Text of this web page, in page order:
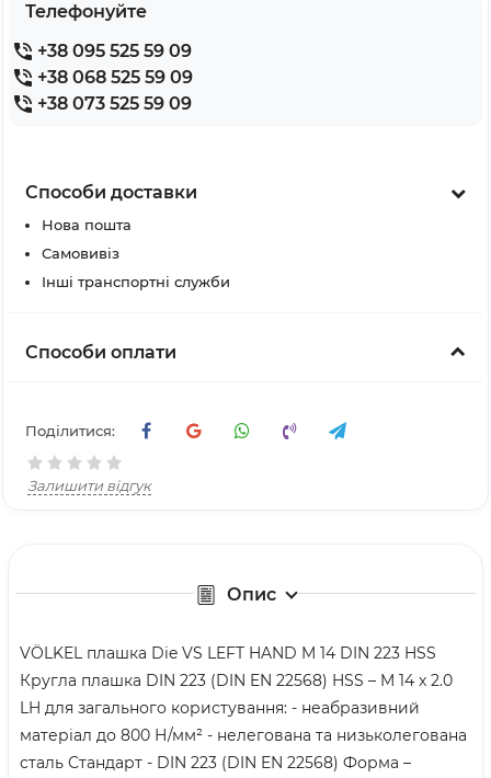
Телефонуйте
+38 095 525 59 09
+38 068 525 59 09
+38 073 525 59 09
Способи доставки
Нова пошта
Самовивіз
Інші транспортні служби
Способи оплати
Поділитися:
Залишити відгук
Опис
VÖLKEL плашка Die VS LEFT HAND M 14 DIN 223 HSS
Кругла плашка DIN 223 (DIN EN 22568) HSS – M 14 x 2.0
LH для загального користування: - неабразивний
матеріал до 800 Н/мм² - нелегована та низьколегована
сталь Стандарт - DIN 223 (DIN EN 22568) Форма –